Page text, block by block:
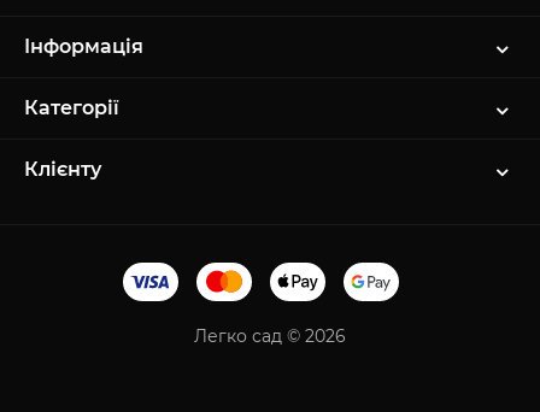
Інформація
Категорії
Клієнту
Легко сад © 2026